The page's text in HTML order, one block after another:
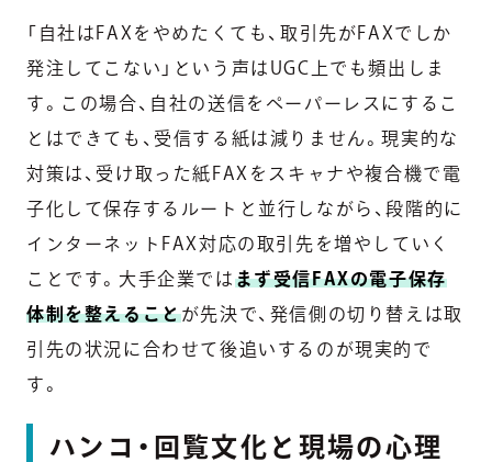
「自社はFAXをやめたくても、取引先がFAXでしか
発注してこない」という声はUGC上でも頻出しま
す。この場合、自社の送信をペーパーレスにするこ
とはできても、受信する紙は減りません。現実的な
対策は、受け取った紙FAXをスキャナや複合機で電
子化して保存するルートと並行しながら、段階的に
インターネットFAX対応の取引先を増やしていく
ことです。大手企業ではまず受信FAXの電子保存
体制を整えることが先決で、発信側の切り替えは取
引先の状況に合わせて後追いするのが現実的で
す。
ハンコ・回覧文化と現場の心理